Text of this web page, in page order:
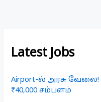
Latest Jobs
Airport-ல் அரசு
₹40,000 சம்பளம்